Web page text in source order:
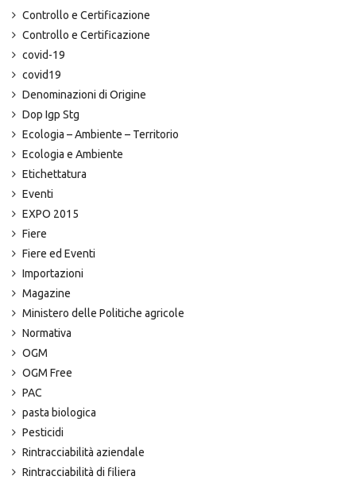
Controllo e Certificazione
Controllo e Certificazione
covid-19
covid19
Denominazioni di Origine
Dop Igp Stg
Ecologia – Ambiente – Territorio
Ecologia e Ambiente
Etichettatura
Eventi
EXPO 2015
Fiere
Fiere ed Eventi
Importazioni
Magazine
Ministero delle Politiche agricole
Normativa
OGM
OGM Free
PAC
pasta biologica
Pesticidi
Rintracciabilità aziendale
Rintracciabilità di filiera